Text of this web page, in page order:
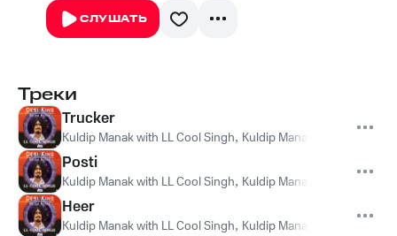
СЛУШАТЬ
Треки
Trucker
Kuldip Manak with LL Cool Singh, Kuldip Manak
Posti
Kuldip Manak with LL Cool Singh, Kuldip Manak
Heer
Kuldip Manak with LL Cool Singh, Kuldip Manak